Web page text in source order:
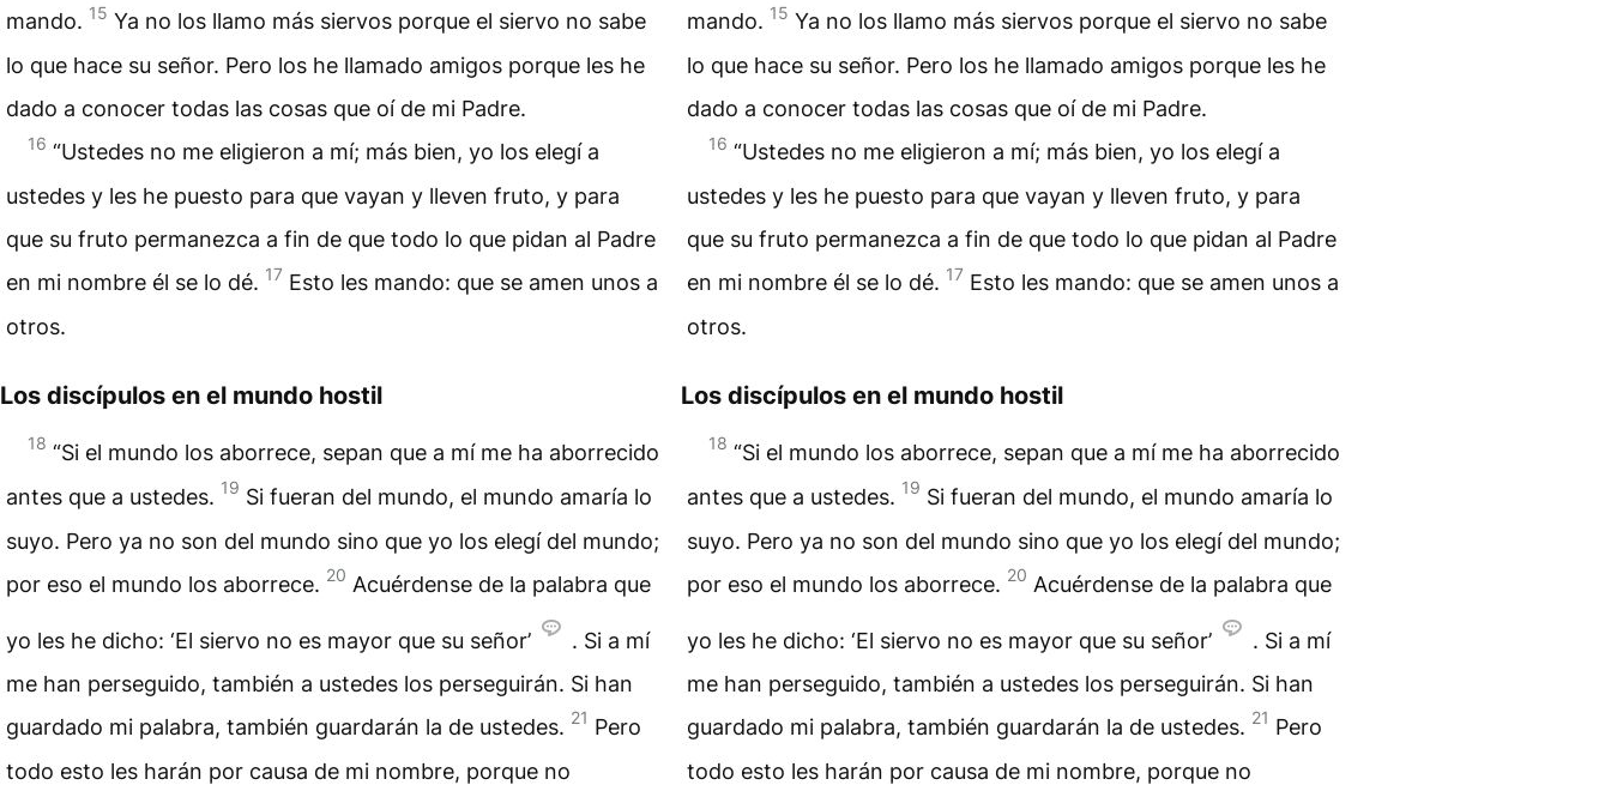
mando. 15 Ya no los llamo más siervos porque el siervo no sabe
lo que hace su señor. Pero los he llamado amigos porque les he
dado a conocer todas las cosas que oí de mi Padre.
16 “Ustedes no me eligieron a mí; más bien, yo los elegí a
ustedes y les he puesto para que vayan y lleven fruto, y para
que su fruto permanezca a fin de que todo lo que pidan al Padre
en mi nombre él se lo dé. 17 Esto les mando: que se amen unos a
otros.
Los discípulos en el mundo hostil
18 “Si el mundo los aborrece, sepan que a mí me ha aborrecido
antes que a ustedes. 19 Si fueran del mundo, el mundo amaría lo
suyo. Pero ya no son del mundo sino que yo los elegí del mundo;
por eso el mundo los aborrece. 20 Acuérdense de la palabra que
yo les he dicho: ‘El siervo no es mayor que su señor’
. Si a mí
me han perseguido, también a ustedes los perseguirán. Si han
guardado mi palabra, también guardarán la de ustedes. 21 Pero
todo esto les harán por causa de mi nombre, porque no
mando. 15 Ya no los llamo más siervos porque el siervo no sabe
lo que hace su señor. Pero los he llamado amigos porque les he
dado a conocer todas las cosas que oí de mi Padre.
16 “Ustedes no me eligieron a mí; más bien, yo los elegí a
ustedes y les he puesto para que vayan y lleven fruto, y para
que su fruto permanezca a fin de que todo lo que pidan al Padre
en mi nombre él se lo dé. 17 Esto les mando: que se amen unos a
otros.
Los discípulos en el mundo hostil
18 “Si el mundo los aborrece, sepan que a mí me ha aborrecido
antes que a ustedes. 19 Si fueran del mundo, el mundo amaría lo
suyo. Pero ya no son del mundo sino que yo los elegí del mundo;
por eso el mundo los aborrece. 20 Acuérdense de la palabra que
yo les he dicho: ‘El siervo no es mayor que su señor’
. Si a mí
me han perseguido, también a ustedes los perseguirán. Si han
guardado mi palabra, también guardarán la de ustedes. 21 Pero
todo esto les harán por causa de mi nombre, porque no